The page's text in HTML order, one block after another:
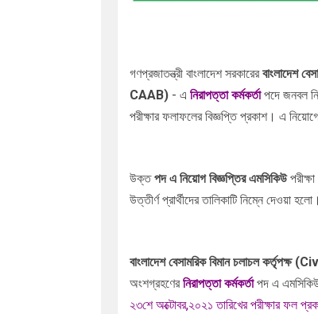
গণপ্রজাতন্ত্রী বাংলাদেশ সরকারের বাংলাদেশ
CAAB) - এ নিরাপত্তা কর্মকর্তাপদে জনবল
পরীক্ষারফলাফলের বিজ্ঞপ্তি প্রকাশ। এ
উক্তপদ এ নিয়োগ বিজ্ঞপ্তির এমসিকিউ
উত্তীর্ণ প্রার্থীদের তালিকাটি নিম্নে দেওয়া হলো।
বাংলাদেশ বেসামরিক বিমান চলাচল
অংশগ্রহণেরনিরাপত্তা কর্মকর্তাপদ এ
২৩শে অক্টোবর,২০২১ তারিখের পরীক্ষার ফল